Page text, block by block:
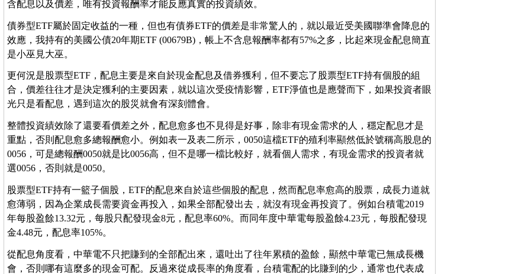
含配息以及價差，唯有投資報酬率才能反應真實的投資績效。
債券型ETF屬於固定收益的一種，但也有債券ETF的價差是非常驚人的，就以最近受美國聯準會降息的
效應，我持有的美國公債20年期ETF (00679B)，帳上不含息報酬率都有57%之多，比起來現金配息簡直
是小巫見大巫。
更何況是股票型ETF，配息主要是來自於現金配息及借券獲利，但不要忘了股票型ETF持有個股的組
合，價差往往才是決定獲利的主要因素，就以這次受疫情影響，ETF淨值也是應聲而下，如果投資者眼
光只是看配息，遇到這次的股災就會有深刻體會。
整體投資績效除了還要看價差之外，配息愈多也不見得是好事，除非有現金需求的人，穩定配息才是
重點，否則配息愈多總報酬愈小。例如表一及表二所示，0050這檔ETF的殖利率顯然低於號稱高股息的
0056，可是總報酬0050就是比0056高，但不是哪一檔比較好，就看個人需求，有現金需求的投資者就
選0056，否則就是0050。
股票型ETF持有一籃子個股，ETF的配息來自於這些個股的配息，然而配息率愈高的股票，成長力道就
愈薄弱，因為企業成長需要資金再投入，如果全部配發出去，就沒有現金再投資了。例如台積電2019
年每股盈餘13.32元，每股只配發現金8元，配息率60%。而同年度中華電每股盈餘4.23元，每股配發現
金4.48元，配息率105%。
從配息角度看，中華電不只把賺到的全部配出來，還吐出了往年累積的盈餘，顯然中華電已無成長機
會，否則哪有這麼多的現金可配。反過來從成長率的角度看，台積電配的比賺到的少，通常也代表成